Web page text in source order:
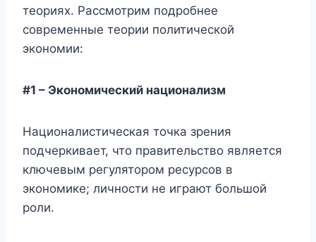
теориях. Рассмотрим подробнее
современные теории политической
экономии:
#1 – Экономический национализм
Националистическая точка зрения
подчеркивает, что правительство является
ключевым регулятором ресурсов в
экономике; личности не играют большой
роли.